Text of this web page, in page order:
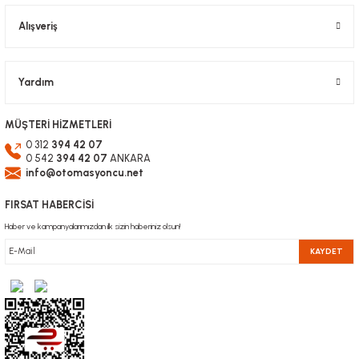
Alışveriş
Yardım
MÜŞTERİ HİZMETLERİ
0 312 394 42 07
0 542 394 42 07 ANKARA
info@otomasyoncu.net
FIRSAT HABERCİSİ
Haber ve kampanyalarımızdan ilk sizin haberiniz olsun!
KAYDET